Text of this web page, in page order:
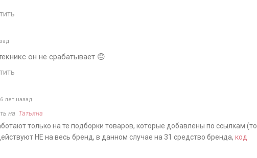
он не срабатывает 😞
6 лет назад
на Татьяна
только на те подборки товаров, которые добавлены по ссылкам (то
НЕ на весь бренд, в данном случае на 31 средство бренда, код